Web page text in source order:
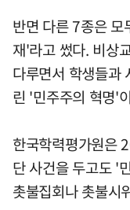
반면 다른 7종은
재'라고 썼다. 비상
다루면서 학생들과
린 '민주주의 혁명'
한국학력평가원은
단 사건을 두고도 '
촛불집회나 촛불시